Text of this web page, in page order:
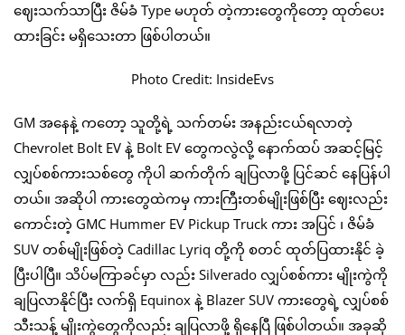
ဈေးသက်သာပြီး ဇိမ်ခံ Type မဟုတ် တဲ့ကားတွေကိုတော့ ထုတ်ပေး
ထားခြင်း မရှိသေးတာ ဖြစ်ပါတယ်။
Photo Credit: InsideEvs
GM အနေနဲ့ ကတော့ သူတို့ရဲ့ သက်တမ်း အနည်းငယ်ရလာတဲ့
Chevrolet Bolt EV နဲ့ Bolt EV တွေကလွဲလို့ နောက်ထပ် အဆင့်မြင့်
လျှပ်စစ်ကားသစ်တွေ ကိုပါ ဆက်တိုက် ချပြလာဖို့ ပြင်ဆင် နေပြန်ပါ
တယ်။ အဆိုပါ ကားတွေထဲကမှ ကားကြီးတစ်မျိုးဖြစ်ပြီး ဈေးလည်း
ကောင်းတဲ့ GMC Hummer EV Pickup Truck ကား အပြင် ၊ ဇိမ်ခံ
SUV တစ်မျိုးဖြစ်တဲ့ Cadillac Lyriq တို့ကို စတင် ထုတ်ပြထားနိုင် ခဲ့
ပြီးပါပြီ။ သိပ်မကြာခင်မှာ လည်း Silverado လျှပ်စစ်ကား မျိုးကွဲကို
ချပြလာနိုင်ပြီး လက်ရှိ Equinox နဲ့ Blazer SUV ကားတွေရဲ့ လျှပ်စစ်
သီးသန့် မျိုးကွဲတွေကိုလည်း ချပြလာဖို့ ရှိနေပြီ ဖြစ်ပါတယ်။ အခုဆို